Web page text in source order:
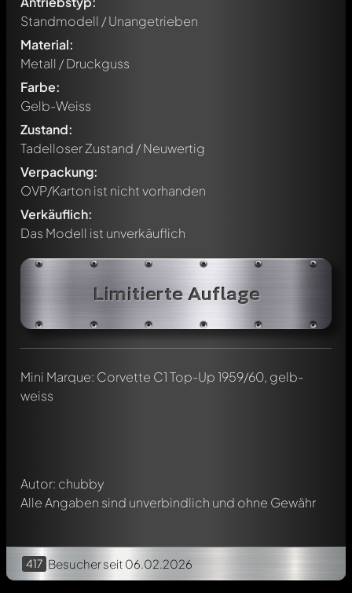
Standmodell / Unangetrieben
Material:
Metall / Druckguss
Farbe:
Gelb-Weiss
Zustand:
Tadelloser Zustand / Neuwertig
Verpackung:
OVP/Karton ist nicht vorhanden
Verkäuflich:
Das Modell ist unverkäuflich
Limitierte Auflage
Mini Marque: Corvette C1 Top-Up 1959/60, gelb-
weiss
Autor: chubby
Alle Angaben sind unverbindlich und ohne Gewähr
417 Besucherseit 06.02.2026
Schreibe jetzt einen ersten Kommentar zu diesem Modell!
Jeder Kommentar kann von allen Mitgliedern diskutiert
werden. Es ist wie ein Chat.
Erwähne andere Modelly-Mitglieder durch die